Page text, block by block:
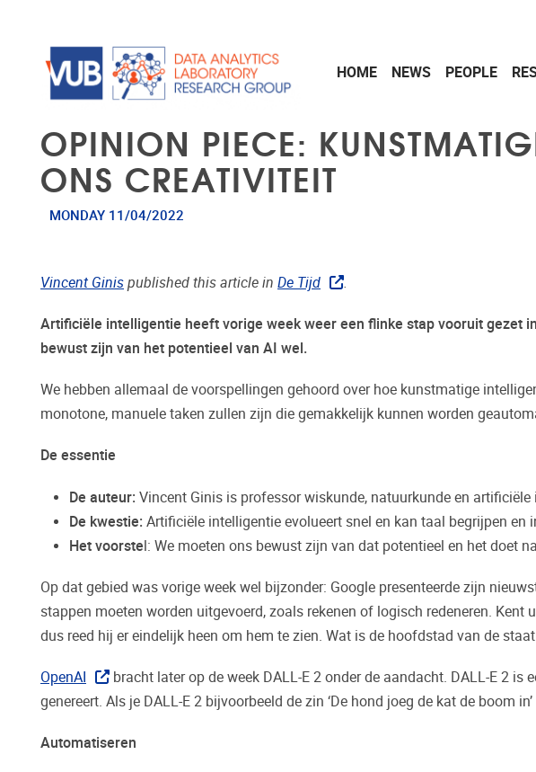
HOME NEWS PEOPLE
OPINION PIECE:
ONS CREATIVITEIT
MONDAY 11/04/2022
Vincent Ginis published this article in De Tijd .
Artificiële intelligentie heeft vorige week weer een flinke stap vooruit gezet
bewust zijn van het potentieel van AI wel.
We hebben allemaal de voorspellingen gehoord over hoe kunstmatige
monotone, manuele taken zullen zijn die gemakkelijk kunnen worden
De essentie
De auteur: Vincent Ginis is professor wiskunde, natuurkunde en
De kwestie: Artificiële intelligentie evolueert snel en kan taal begrijpen en
Het voorstel: We moeten ons bewust zijn van dat potentieel en het doet
Op dat gebied was vorige week wel bijzonder: Google presenteerde zijn
stappen moeten worden uitgevoerd, zoals rekenen of logisch redeneren.
dus reed hij er eindelijk heen om hem te zien. Wat is de hoofdstad van de
OpenAI
bracht later op de week DALL-E 2 onder de aandacht. DALL-E 2
genereert. Als je DALL-E 2 bijvoorbeeld de zin ‘De hond joeg de kat de boom
Automatiseren